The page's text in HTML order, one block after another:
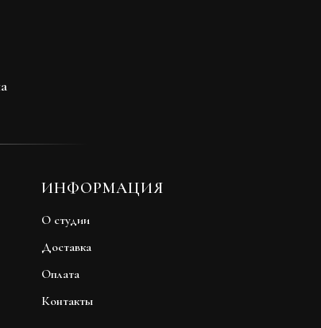
ИНФОРМАЦИЯ
О студии
Доставка
Оплата
Контакты